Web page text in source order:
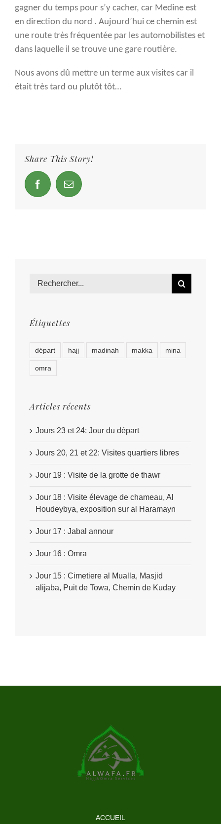
gagner du temps pour s’y cacher, car Medine est
en direction du nord . Aujourd’hui ce chemin est
une route très fréquentée par les automobilistes et
dans laquelle il se trouve une gare routière.
Nous avons dû mettre un terme aux visites car il
était très tard ou plutôt tôt…
Share This Story!
facebookEmail
Rechercher
Étiquettes
départ hajj madinah makka mina
omra
Articles récents
Jours 23 et 24: Jour du départ
Jours 20, 21 et 22: Visites quartiers libres
Jour 19 : Visite de la grotte de thawr
Jour 18 : Visite élevage de chameau, Al
Houdeybya, exposition sur al Haramayn
Jour 17 : Jabal annour
Jour 16 : Omra
Jour 15 : Cimetiere al Mualla, Masjid
alijaba, Puit de Towa, Chemin de Kuday
ACCUEIL